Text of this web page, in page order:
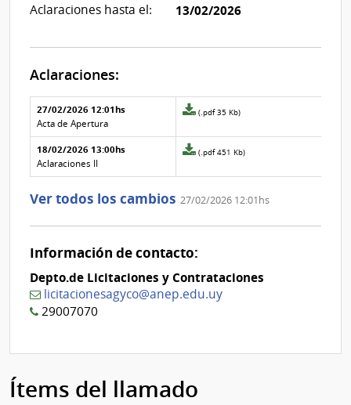
Aclaraciones hasta el: 13/02/2026
Aclaraciones:
Aclaraciones del llamado
Fecha y
texto de
la
aclaración
Archivo
de la
aclaración
27/02/2026 12:01hs
Acta de Apertura
Archivo
de
la
Nº
(.pdf 35 Kb)
18/02/2026 13:00hs
Aclaraciones II
Archivo
de
aclaración
0
(.pdf 451 Kb)
Ver todos los cambios 27/02/2026 12:01hs
Información de contacto:
Depto.de Licitaciones y Contrataciones
licitacionesagyco@anep.edu.uy
29007070
Ítems del llamado